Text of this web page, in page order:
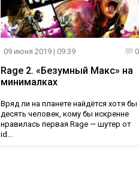
09 июня 2019 | 09:39 0
Rage 2. «Безумный Макс» на
минималках
Вряд ли на планете найдётся хотя бы
десять человек, кому бы искренне
нравилась первая Rage — шутер от
id...